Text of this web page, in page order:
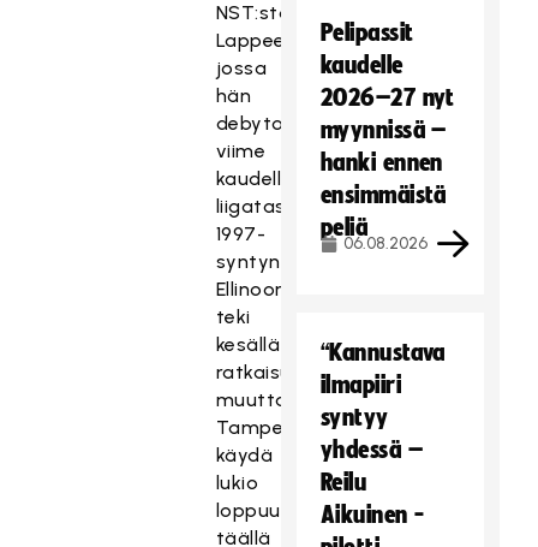
NST:stä
Lappeenrannasta,
jossa
hän
debytoi
viime
kaudella
liigatasolla.
1997-
syntynyt
Ellinoora
teki
kesällä
ratkaisun
muuttaa
Tampereelle,
käydä
lukio
loppuun
täällä
Pelipassit
kaudelle
2026–27 nyt
myynnissä –
hanki ennen
ensimmäistä
peliä
06.08.2026
“Kannustava
ilmapiiri
syntyy
yhdessä –
Reilu
Aikuinen -